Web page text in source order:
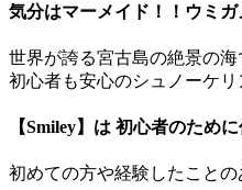
気分はマーメイド！！ウミガ
世界が誇る宮古島の絶景の海
初心者も安心のシュノーケリ
【Smiley】は 初心者のため
初めての方や経験したこと